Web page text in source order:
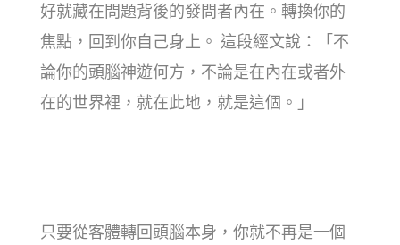
好就藏在問題背後的發問者內在。轉換你的
焦點，回到你自己身上。 這段經文說：「不
論你的頭腦神遊何方，不論是在內在或者外
在的世界裡，就在此地，就是這個。」
只要從客體轉回頭腦本身，你就不再是一個